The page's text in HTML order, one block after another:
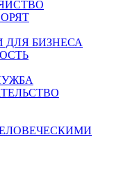
БИЗНЕСА